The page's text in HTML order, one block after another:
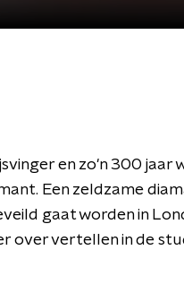
en zo'n 300 jaar
Een zeldzame
gaat worden in
over vertellen in de